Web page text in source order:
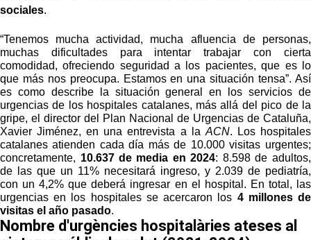
sociales.
“Tenemos mucha actividad, mucha afluencia de personas,
muchas dificultades para intentar trabajar con cierta
comodidad, ofreciendo seguridad a los pacientes, que es lo
que más nos preocupa. Estamos en una situación tensa”. Así
es como describe la situación general en los servicios de
urgencias de los hospitales catalanes, más allá del pico de la
gripe, el director del Plan Nacional de Urgencias de Cataluña,
Xavier Jiménez, en una entrevista a la ACN. Los hospitales
catalanes atienden cada día más de 10.000 visitas urgentes;
concretamente, 10.637 de media en 2024: 8.598 de adultos,
de las que un 11% necesitará ingreso, y 2.039 de pediatría,
con un 4,2% que deberá ingresar en el hospital. En total, las
urgencias en los hospitales se acercaron los 4 millones de
visitas el año pasado.